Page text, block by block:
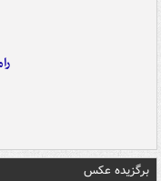
برگزیده عکس